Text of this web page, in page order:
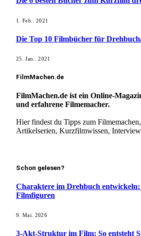
1. Feb.. 2021
Die Top 10 Filmbücher für
25. Jan.. 2021
FilmMachen.de
FilmMachen.de ist ein Online-
und erfahrene Filmemacher.
Hier findest du Tipps zum
Artikelserien, Kurzfilmwissen,
Schon gelesen?
Charaktere im Drehbuch
Filmfiguren
9. Mai. 2026
3-Akt-Struktur im Film: So entsteht